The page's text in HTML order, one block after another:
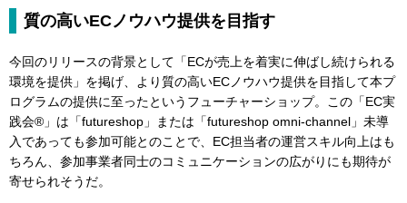
質の高いECノウハウ提供を目指す
今回のリリースの背景として「ECが売上を着実に伸ばし続けられる
環境を提供」を掲げ、より質の高いECノウハウ提供を目指して本プ
ログラムの提供に至ったというフューチャーショップ。この「EC実
践会®」は「futureshop」または「futureshop omni-channel」未導
入であっても参加可能とのことで、EC担当者の運営スキル向上はも
ちろん、参加事業者同士のコミュニケーションの広がりにも期待が
寄せられそうだ。